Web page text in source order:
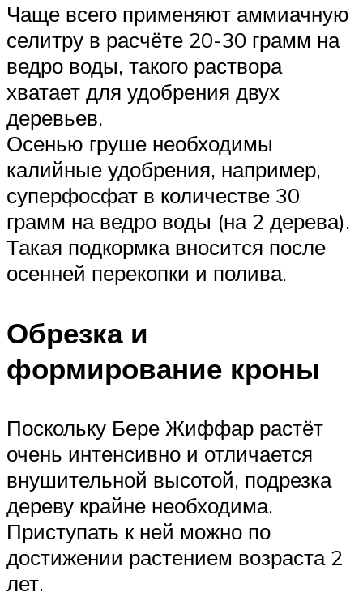
Чаще всего применяют аммиачную
селитру в расчёте 20-30 грамм на
ведро воды, такого раствора
хватает для удобрения двух
деревьев.
Осенью груше необходимы
калийные удобрения, например,
суперфосфат в количестве 30
грамм на ведро воды (на 2 дерева).
Такая подкормка вносится после
осенней перекопки и полива.
Обрезка и
формирование кроны
Поскольку Бере Жиффар растёт
очень интенсивно и отличается
внушительной высотой, подрезка
дереву крайне необходима.
Приступать к ней можно по
достижении растением возраста 2
лет.